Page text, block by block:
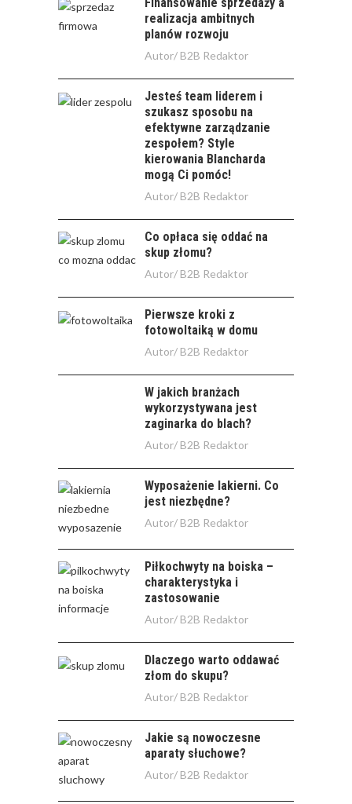
Finansowanie sprzedaży a
realizacja ambitnych
planów rozwoju
Autor/ B2B Redaktor
Jesteś team liderem i
szukasz sposobu na
efektywne zarządzanie
zespołem? Style
kierowania Blancharda
mogą Ci pomóc!
Autor/ B2B Redaktor
Co opłaca się oddać na
skup złomu?
Autor/ B2B Redaktor
Pierwsze kroki z
fotowoltaiką w domu
Autor/ B2B Redaktor
W jakich branżach
wykorzystywana jest
zaginarka do blach?
Autor/ B2B Redaktor
Wyposażenie lakierni. Co
jest niezbędne?
Autor/ B2B Redaktor
Piłkochwyty na boiska –
charakterystyka i
zastosowanie
Autor/ B2B Redaktor
Dlaczego warto oddawać
złom do skupu?
Autor/ B2B Redaktor
Jakie są nowoczesne
aparaty słuchowe?
Autor/ B2B Redaktor